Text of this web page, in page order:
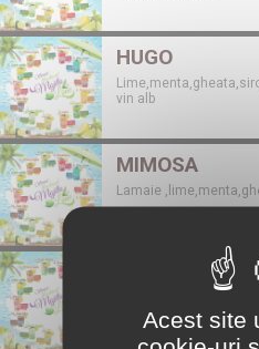
HUGO
vin alb
MIMOSA
Lamaie
PASSION
de portocale
Acest site